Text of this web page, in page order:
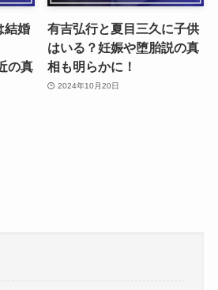
結婚
の真
有吉弘行と夏目三久に子供
はいる？妊娠や堕胎説の真
相も明らかに！
2024年10月20日